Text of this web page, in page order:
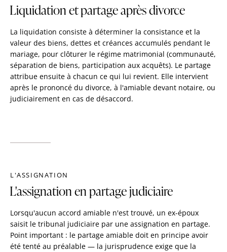
Liquidation et partage après divorce
La liquidation consiste à déterminer la consistance et la
valeur des biens, dettes et créances accumulés pendant le
mariage, pour clôturer le régime matrimonial (communauté,
séparation de biens, participation aux acquêts). Le partage
attribue ensuite à chacun ce qui lui revient. Elle intervient
après le prononcé du divorce, à l'amiable devant notaire, ou
judiciairement en cas de désaccord.
L'ASSIGNATION
L'assignation en partage judiciaire
Lorsqu'aucun accord amiable n'est trouvé, un ex-époux
saisit le tribunal judiciaire par une assignation en partage.
Point important : le partage amiable doit en principe avoir
été tenté au préalable — la jurisprudence exige que la